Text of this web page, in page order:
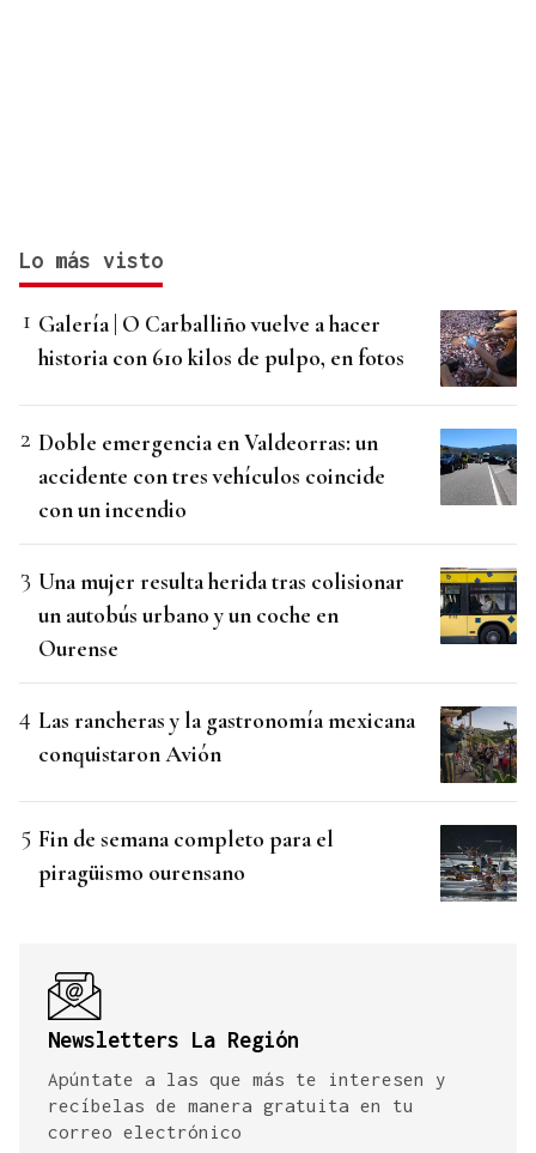
Lo más visto
Galería | O Carballiño vuelve a hacer
historia con 610 kilos de pulpo, en fotos
Doble emergencia en Valdeorras: un
accidente con tres vehículos coincide
con un incendio
Una mujer resulta herida tras colisionar
un autobús urbano y un coche en
Ourense
Las rancheras y la gastronomía mexicana
conquistaron Avión
Fin de semana completo para el
piragüismo ourensano
Newsletters La Región
Apúntate a las que más te interesen y
recíbelas de manera gratuita en tu
correo electrónico